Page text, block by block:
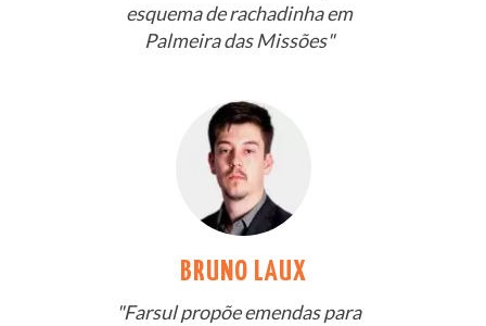
esquema de rachadinha em
Palmeira das Missões"
BRUNO LAUX
"Farsul propõe emendas para